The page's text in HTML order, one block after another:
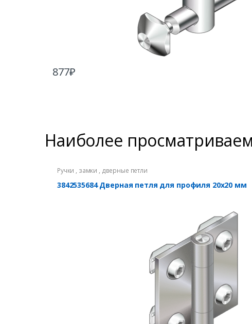
877₽
Наиболее
Ручки , замки , дверные петли
3842535684 Дверная петля для профиля 20х20 мм